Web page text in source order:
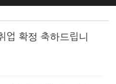
업 확정 축하드립니